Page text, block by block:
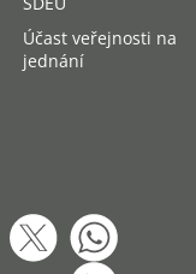
Účast veřejnosti na
jednání